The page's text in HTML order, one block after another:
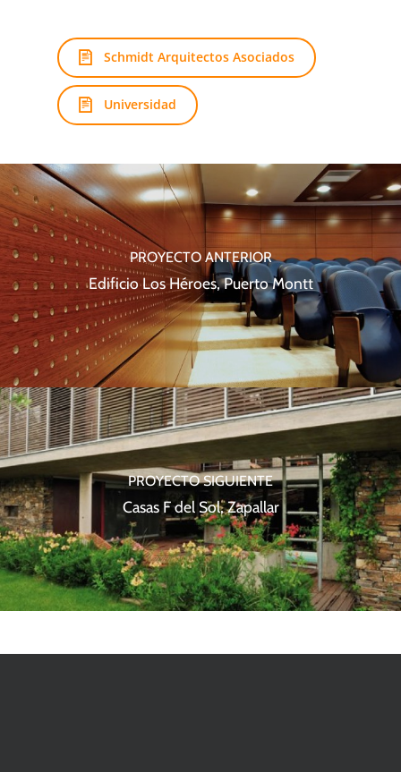
Schmidt Arquitectos Asociados
Universidad
PROYECTO ANTERIOR
Edificio Los Héroes, Puerto Montt
PROYECTO SIGUIENTE
Casas F del Sol, Zapallar